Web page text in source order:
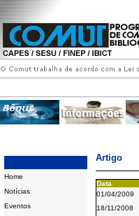
Home
Notícias
Eventos
Artigo
Data
01/04/2009
18/11/2008